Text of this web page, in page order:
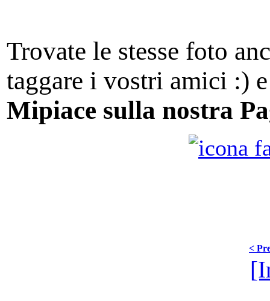
Trovate le stesse foto
taggare i vostri amici :)
Mipiace sulla nostra
<